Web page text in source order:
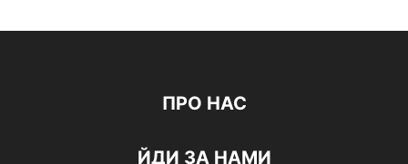
ПРО НАС
ЙДИ ЗА НАМИ